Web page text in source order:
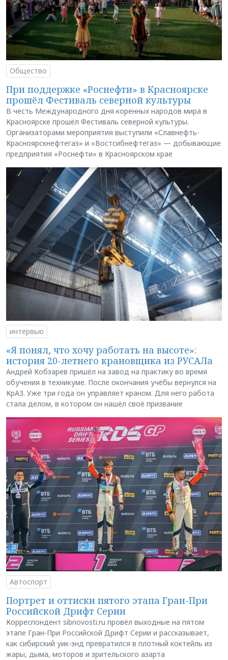
Общество
При поддержке «Роснефти» в Красноярске
прошёл Фестиваль северной культуры
В честь Международного дня коренных народов мира в
Красноярске прошёл Фестиваль северной культуры.
Организаторами мероприятия выступили «Славнефть-
Красноярскнефтегаз» и «Востсибнефтегаз» — добывающие
предприятия «Роснефти» в Красноярском крае
интервью
«Я понял, что хочу работать на высоте»:
история 20-летнего крановщика из РУСАЛа
Андрей Кобзарев пришёл на завод на практику во время
обучения в техникуме. После окончания учёбы вернулся на
КрАЗ. Уже три года он управляет краном. Для него работа
стала делом, в котором он нашёл своё призвание
Автоспорт
Портрет и оттиски пятого этапа Гран-При
Российской Дрифт Серии
Корреспондент sibnovosti.ru провёл выходные на пятом
этапе Гран-При Российской Дрифт Серии и рассказывает,
как сибирский уик-энд превратился в плотный коктейль из
жары, дыма, моторов и зрительского азарта